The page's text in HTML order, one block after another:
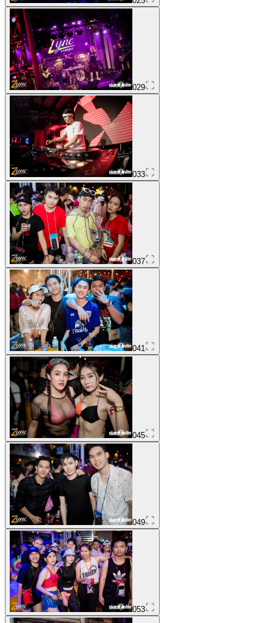
029
033
037
041
045
049
053